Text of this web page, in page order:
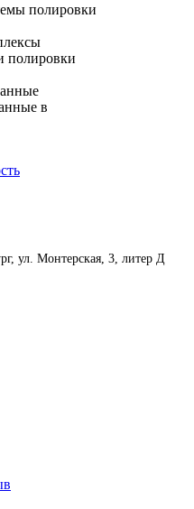
полировки
полировки
в
ул. Монтерская, 3, литер Д